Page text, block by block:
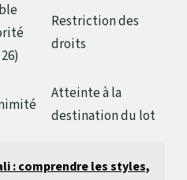
Restriction des
droits
Atteinte à la
destination du lot
: comprendre les styles,